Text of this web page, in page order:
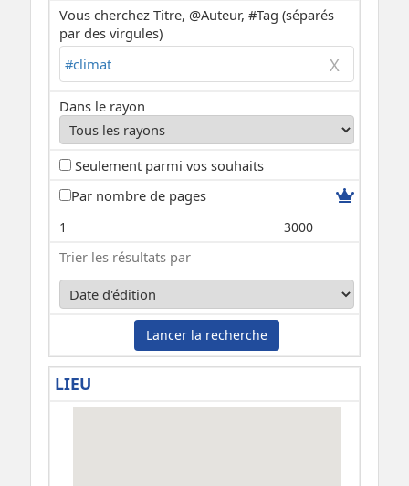
Vous cherchez Titre, @Auteur, #Tag (séparés
par des virgules)
Dans le rayon
Seulement parmi vos souhaits
Par nombre de pages
1 3000
Trier les résultats par
Lancer la recherche
LIEU